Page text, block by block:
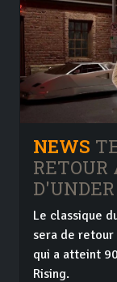
NEWS
RETOUR
Le classique
sera de retour
qui a atteint
Rising.